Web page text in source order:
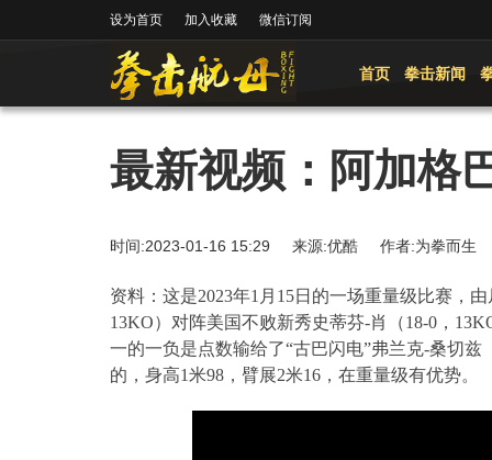
设为首页 加入收藏 微信订阅
首页 拳击新闻
最新视频：阿加格
时间:2023-01-16 15:29 来源:优酷 作者:为拳而
资料：这是2023年1 月 15日的一场重量级比赛，
13KO）对阵美国不败新秀史蒂芬-肖（18-0 ，
一的一负是点数输给了“古巴闪电”弗兰克-桑切兹
的，身高1米98，臂展2米16，在重量级有优势。